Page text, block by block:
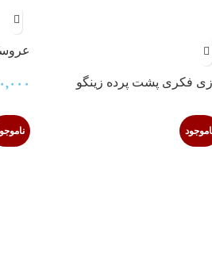
فکری پشت پرده زینگو